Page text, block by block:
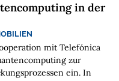
in der
mit Telefónica
zur
ein. In